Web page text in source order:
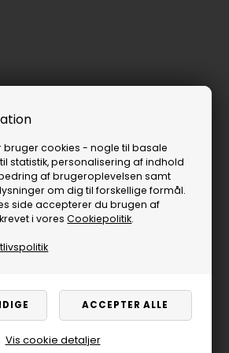
bruger cookies - nogle til basale
statistik, personalisering af indhold
af brugeroplevelsen samt
om dig til forskellige formål.
side accepterer du brugen af
i voresCookiepolitik.
Vis cookie detaljer